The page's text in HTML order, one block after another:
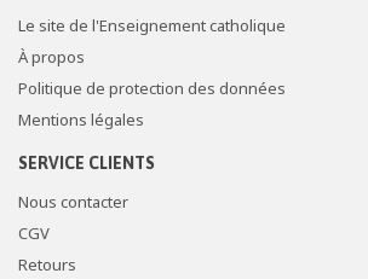
Le site de l'Enseignement catholique
À propos
Politique de protection des données
Mentions légales
SERVICE CLIENTS
Nous contacter
CGV
Retours